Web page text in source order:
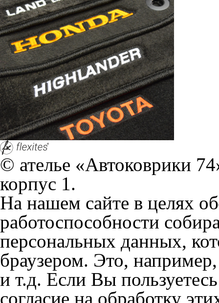
© ателье «Автоковрики
корпус 1.
На нашем сайте в целях
работоспособности
персональных данных,
браузером. Это,
и т.д. Если Вы
согласие на обработку
Положении по обработке
+7 (351) 277 91 67